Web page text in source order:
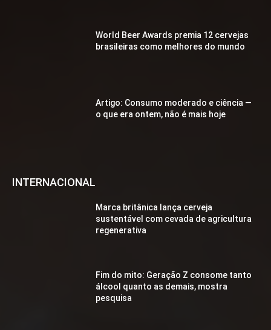
World Beer Awards premia 12 cervejas
brasileiras como melhores do mundo
Artigo: Consumo moderado e ciência —
o que era ontem, não é mais hoje
INTERNACIONAL
Marca britânica lança cerveja
sustentável com cevada de agricultura
regenerativa
Fim do mito: Geração Z consome tanto
álcool quanto as demais, mostra
pesquisa